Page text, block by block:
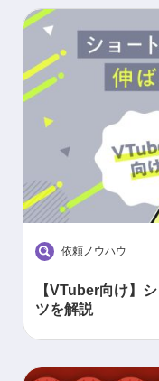
依頼ノウハウ
【VTuber向け】
ツを解説